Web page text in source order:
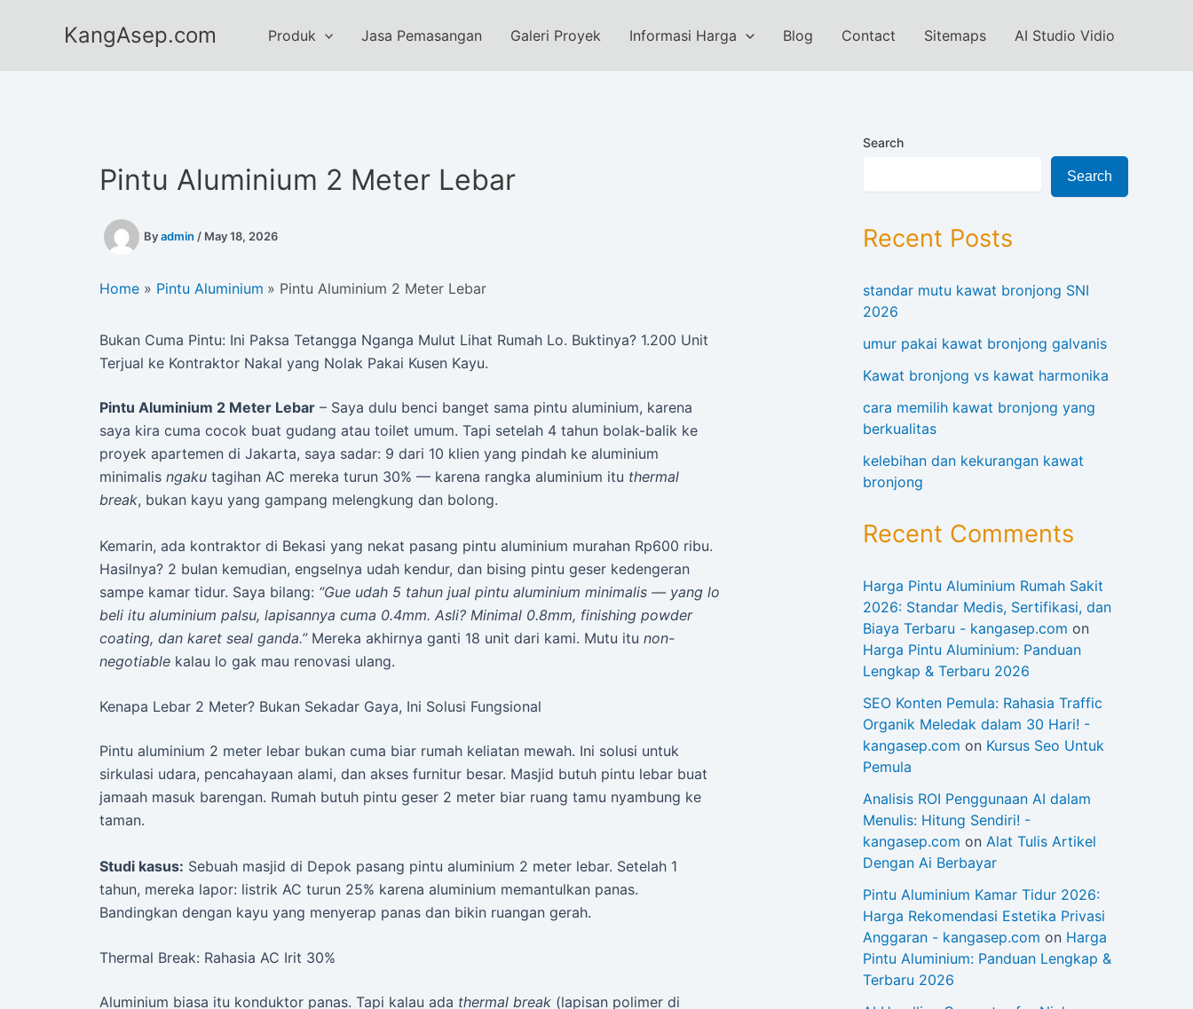
KangAsep.com Produk Jasa Pemasangan Galeri Proyek Informasi Harga Blog Contact Sitemaps AI Studio Vidio
Pintu Aluminium 2 Meter Lebar
Byadmin / May 18, 2026
Home Pintu Aluminium Pintu Aluminium 2 Meter Lebar
Bukan Cuma Pintu: Ini Paksa Tetangga Nganga Mulut Lihat Rumah Lo. Buktinya? 1.200 Unit
Terjual ke Kontraktor Nakal yang Nolak Pakai Kusen Kayu.
Pintu Aluminium 2 Meter Lebar – Saya dulu benci banget sama pintu aluminium, karena
saya kira cuma cocok buat gudang atau toilet umum. Tapi setelah 4 tahun bolak-balik ke
proyek apartemen di Jakarta, saya sadar: 9 dari 10 klien yang pindah ke aluminium
minimalis ngaku tagihan AC mereka turun 30% — karena rangka aluminium itu thermal
break, bukan kayu yang gampang melengkung dan bolong.
Kemarin, ada kontraktor di Bekasi yang nekat pasang pintu aluminium murahan Rp600 ribu.
Hasilnya? 2 bulan kemudian, engselnya udah kendur, dan bising pintu geser kedengeran
sampe kamar tidur. Saya bilang: “Gue udah 5 tahun jual pintu aluminium minimalis — yang lo
beli itu aluminium palsu, lapisannya cuma 0.4mm. Asli? Minimal 0.8mm, finishing powder
coating, dan karet seal ganda.”Mereka akhirnya ganti 18 unit dari kami. Mutu itu non-
negotiable kalau lo gak mau renovasi ulang.
Kenapa Lebar 2 Meter? Bukan Sekadar Gaya, Ini Solusi Fungsional
Pintu aluminium 2 meter lebar bukan cuma biar rumah keliatan mewah. Ini solusi untuk
sirkulasi udara, pencahayaan alami, dan akses furnitur besar. Masjid butuh pintu lebar buat
jamaah masuk barengan. Rumah butuh pintu geser 2 meter biar ruang tamu nyambung ke
taman.
Studi kasus: Sebuah masjid di Depok pasang pintu aluminium 2 meter lebar. Setelah 1
tahun, mereka lapor: listrik AC turun 25% karena aluminium memantulkan panas.
Bandingkan dengan kayu yang menyerap panas dan bikin ruangan gerah.
Thermal Break: Rahasia AC Irit 30%
Aluminium biasa itu konduktor panas. Tapi kalau ada thermal break (lapisan polimer di
Search
Search
Recent Posts
standar mutu kawat bronjong SNI
2026
umur pakai kawat bronjong galvanis
Kawat bronjong vs kawat harmonika
cara memilih kawat bronjong yang
berkualitas
kelebihan dan kekurangan kawat
bronjong
Recent Comments
Harga Pintu Aluminium Rumah Sakit
2026: Standar Medis, Sertifikasi, dan
Biaya Terbaru - kangasep.com on
Harga Pintu Aluminium: Panduan
Lengkap & Terbaru 2026
SEO Konten Pemula: Rahasia Traffic
Organik Meledak dalam 30 Hari! -
kangasep.com on Kursus Seo Untuk
Pemula
Analisis ROI Penggunaan AI dalam
Menulis: Hitung Sendiri! -
kangasep.com on Alat Tulis Artikel
Dengan Ai Berbayar
Pintu Aluminium Kamar Tidur 2026:
Harga Rekomendasi Estetika Privasi
Anggaran - kangasep.com on Harga
Pintu Aluminium: Panduan Lengkap &
Terbaru 2026